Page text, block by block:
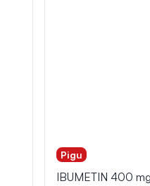
Pigu
IBUMETIN 400